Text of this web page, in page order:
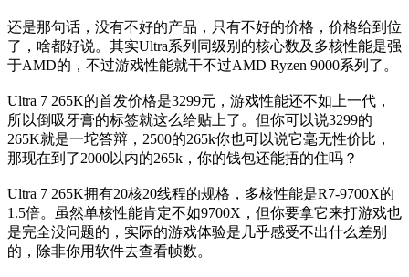
还是那句话，没有不好的产品，只有不好的价格，价格给到位
了，啥都好说。其实Ultra系列同级别的核心数及多核性能是强
于AMD的，不过游戏性能就干不过AMD Ryzen 9000系列了。
Ultra 7 265K的首发价格是3299元，游戏性能还不如上一代，
所以倒吸牙膏的标签就这么给贴上了。但你可以说3299的
265K就是一坨答辩，2500的265k你也可以说它毫无性价比，
那现在到了2000以内的265k，你的钱包还能捂的住吗？
Ultra 7 265K拥有20核20线程的规格，多核性能是R7-9700X的
1.5倍。虽然单核性能肯定不如9700X，但你要拿它来打游戏也
是完全没问题的，实际的游戏体验是几乎感受不出什么差别
的，除非你用软件去查看帧数。